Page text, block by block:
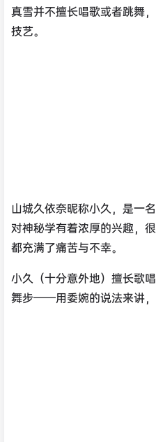
真雪并不擅长唱歌或者跳舞
技艺。
山城久依奈昵称小久，是一
对神秘学有着浓厚的兴趣，
都充满了痛苦与不幸。
小久（十分意外地）擅长歌
舞步——用委婉的说法来讲，